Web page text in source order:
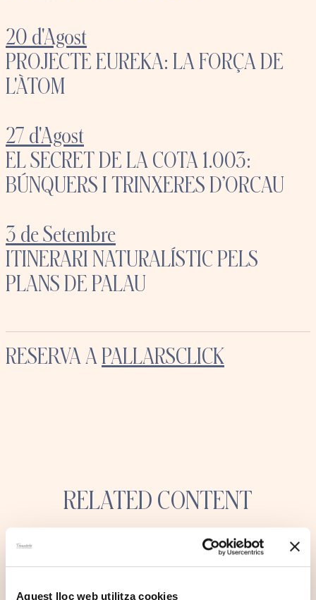
Aquest lloc web utilitza cookies
20 d'Agost
PROJECTE EUREKA: LA FORÇA DE
L'ÀTOM
27 d'Agost
EL SECRET DE LA COTA 1.003:
BÚNQUERS I TRINXERES D’ORCAU
3 de Setembre
ITINERARI NATURALÍSTIC PELS
PLANS DE PALAU
RESERVA APALLARSCLICK
RELATED CONTENT